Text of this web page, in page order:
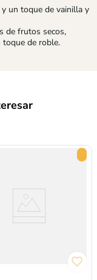
un toque de vainilla y
de frutos secos,
toque de roble.